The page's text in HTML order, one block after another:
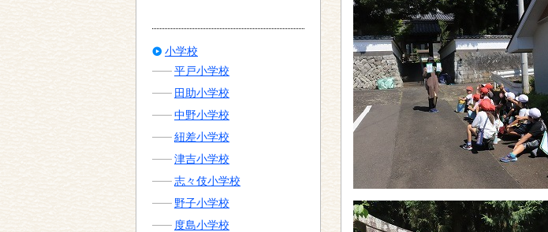
小学校
平戸小学校
田助小学校
中野小学校
紐差小学校
津吉小学校
志々伎小学校
野子小学校
度島小学校